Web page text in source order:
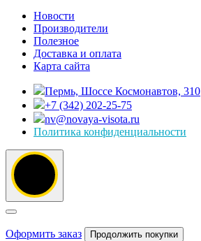
Новости
Производители
Полезное
Доставка и оплата
Карта сайта
Пермь, Шоссе Космонавтов, 310
+7 (342) 202-25-75
nv@novaya-visota.ru
Политика конфиденциальности
Оформить заказ Продолжить покупки